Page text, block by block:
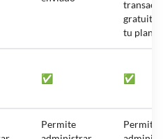
gratuitas
tu plan
✅ ✅
Permite
Permite